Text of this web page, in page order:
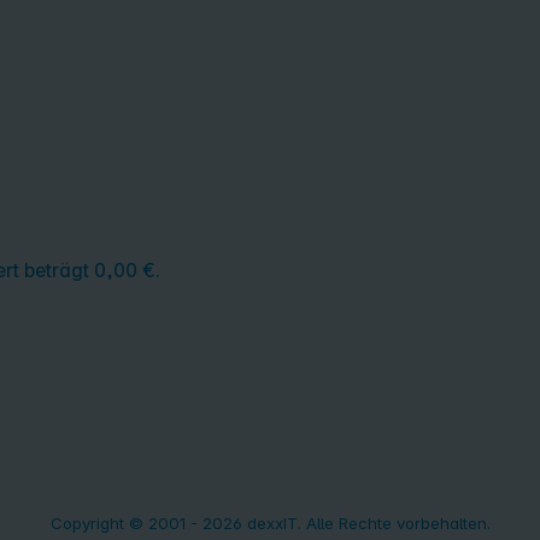
beträgt 0,00 €.
Copyright © 2001 - 2026 dexxIT. Alle Rechte vorbehalten.